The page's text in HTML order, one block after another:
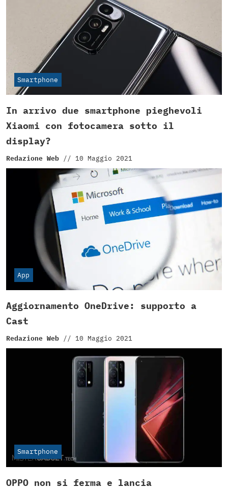
Smartphone
In arrivo due smartphone pieghevoli
Xiaomi con fotocamera sotto il
display?
Redazione Web // 10 Maggio 2021
App
Aggiornamento OneDrive: supporto a
Cast
Redazione Web // 10 Maggio 2021
Smartphone
OPPO non si ferma e lancia